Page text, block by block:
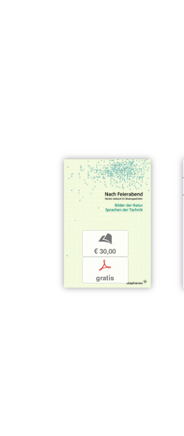
b
€ 30,00
p
gratis